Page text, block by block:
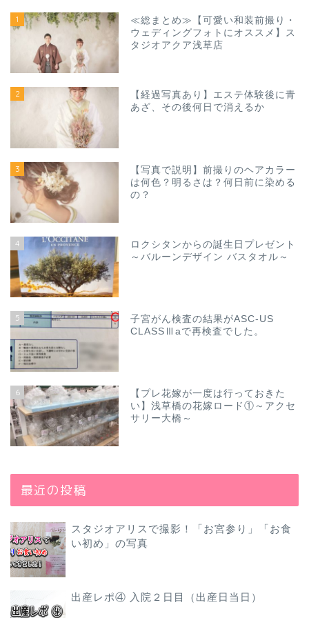
1
≪総まとめ≫【可愛い和装前撮り・
ウェディングフォトにオススメ】ス
タジオアクア浅草店
2
【経過写真あり】エステ体験後に青
あざ、その後何日で消えるか
3
【写真で説明】前撮りのヘアカラー
は何色？明るさは？何日前に染める
の？
4
ロクシタンからの誕生日プレゼント
～バルーンデザイン バスタオル～
5
子宮がん検査の結果がASC-US
CLASSⅢaで再検査でした。
6
【プレ花嫁が一度は行っておきた
い】浅草橋の花嫁ロード①～アクセ
サリー大橋～
最近の投稿
スタジオアリスで撮影！「お宮参り」「お食
い初め」の写真
出産レポ④ 入院２日目（出産日当日）